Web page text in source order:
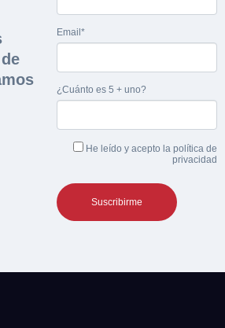
Email*
¿Cuánto es 5 + uno?
He leído y acepto la política de
privacidad
peritación
y recibirá en su email el
la documentación
y las Condiciones de Uso.
estás de acuerdo con ambas.